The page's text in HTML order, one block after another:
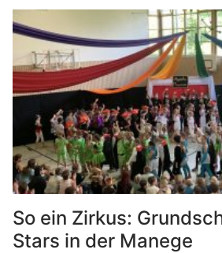
So ein Zirkus:
Stars in der Manege